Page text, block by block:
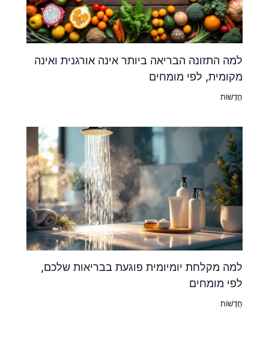
למה התזונה הבריאה ביותר אינה אורגנית ואינה
מקומית, לפי מומחים
חֲדָשׁוֹת
למה מקלחת יומיומית פוגעת בבריאות שלכם,
לפי מומחים
חֲדָשׁוֹת